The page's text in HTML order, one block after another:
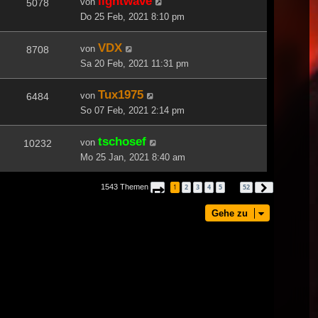
5078
Do 25 Feb, 2021 8:10 pm
8708 von VDX
Sa 20 Feb, 2021 11:31 pm
6484 von Tux1975
So 07 Feb, 2021 2:14 pm
10232 von tschosef
Mo 25 Jan, 2021 8:40 am
1543 Themen Seite von 52
1 2 3 4 5 52
Gehe zu